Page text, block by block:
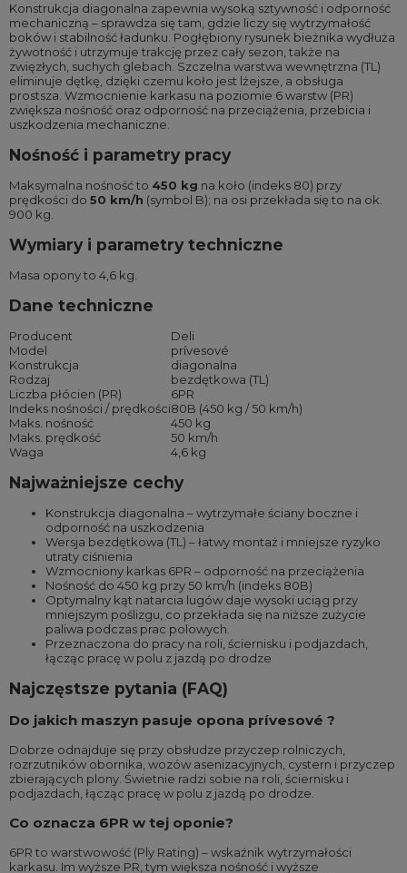
Konstrukcja diagonalna zapewnia wysoką sztywność i odporność
mechaniczną – sprawdza się tam, gdzie liczy się wytrzymałość
boków i stabilność ładunku. Pogłębiony rysunek bieżnika wydłuża
żywotność i utrzymuje trakcję przez cały sezon, także na
zwięzłych, suchych glebach. Szczelna warstwa wewnętrzna (TL)
eliminuje dętkę, dzięki czemu koło jest lżejsze, a obsługa
prostsza. Wzmocnienie karkasu na poziomie 6 warstw (PR)
zwiększa nośność oraz odporność na przeciążenia, przebicia i
uszkodzenia mechaniczne.
Nośność i parametry pracy
Maksymalna nośność to 450 kg na koło (indeks 80) przy
prędkości do 50 km/h (symbol B); na osi przekłada się to na ok.
900 kg.
Wymiary i parametry techniczne
Masa opony to 4,6 kg.
Dane techniczne
Producent
Deli
Model
prívesové
Konstrukcja
diagonalna
Rodzaj
bezdętkowa (TL)
Liczba płócien (PR)
6PR
Indeks nośności / prędkości80B (450 kg / 50 km/h)
Maks. nośność
450 kg
Maks. prędkość
50 km/h
Waga
4,6 kg
Najważniejsze cechy
Konstrukcja diagonalna – wytrzymałe ściany boczne i
odporność na uszkodzenia
Wersja bezdętkowa (TL) – łatwy montaż i mniejsze ryzyko
utraty ciśnienia
Wzmocniony karkas 6PR – odporność na przeciążenia
Nośność do 450 kg przy 50 km/h (indeks 80B)
Optymalny kąt natarcia lugów daje wysoki uciąg przy
mniejszym poślizgu, co przekłada się na niższe zużycie
paliwa podczas prac polowych.
Przeznaczona do pracy na roli, ściernisku i podjazdach,
łącząc pracę w polu z jazdą po drodze
Najczęstsze pytania (FAQ)
Do jakich maszyn pasuje opona prívesové ?
Dobrze odnajduje się przy obsłudze przyczep rolniczych,
rozrzutników obornika, wozów asenizacyjnych, cystern i przyczep
zbierających plony. Świetnie radzi sobie na roli, ściernisku i
podjazdach, łącząc pracę w polu z jazdą po drodze.
Co oznacza 6PR w tej oponie?
6PR to warstwowość (Ply Rating) – wskaźnik wytrzymałości
karkasu. Im wyższe PR, tym większa nośność i wyższe